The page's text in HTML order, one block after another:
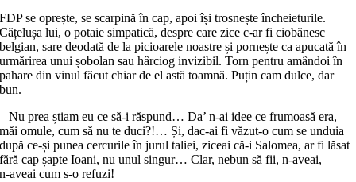
FDP se oprește, se scarpină în cap, apoi își trosnește încheieturile.
Cățelușa lui, o potaie simpatică, despre care zice c‑ar fi ciobănesc
belgian, sare deodată de la picioarele noastre și pornește ca apucată în
urmărirea unui șobolan sau hârciog invizibil. Torn pentru amândoi în
pahare din vinul făcut chiar de el astă toamnă. Puțin cam dulce, dar
bun.
– Nu prea știam eu ce să‑i răspund… Da’ n‑ai idee ce frumoasă era,
măi omule, cum să nu te duci?!… Și, dac‑ai fi văzut‑o cum se unduia
după ce‑și punea cercurile în jurul taliei, ziceai că‑i Salomea, ar fi lăsat
fără cap șapte Ioani, nu unul singur… Clar, nebun să fii, n‑aveai,
n‑aveai cum s‑o refuzi!